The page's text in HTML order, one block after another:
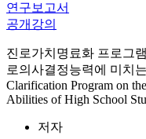
연구보고서
공개강의
진로가치명료화 프로그
로의사결정능력에 미치
Clarification Program on
Abilities of High School
저자